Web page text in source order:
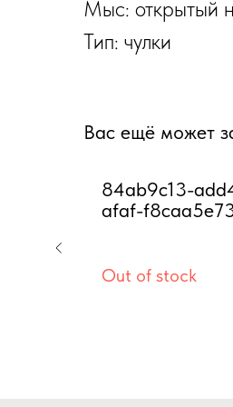
Мыс: открытый
Тип: чулки
Вас ещё может
84ab9c13-
afaf-
Out of stock